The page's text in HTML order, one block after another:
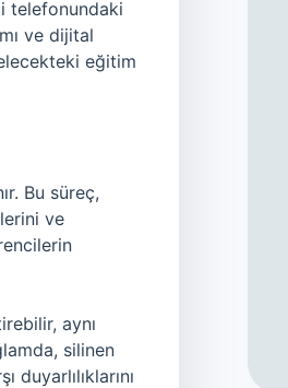
telefonundaki
ve dijital
eğitim
Bu süreç,
ve
aynı
silinen